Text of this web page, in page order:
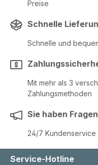
Preise
Schnelle
Schnelle und
Mit mehr als 3
Zahlungsmethoden
Sie haben
24/7
Service-Hotline